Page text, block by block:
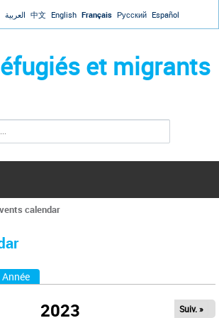
Jump to navigationالعربية 中文 English Français Русский Español
et migrants
calendar
Année
2023 Suiv. »